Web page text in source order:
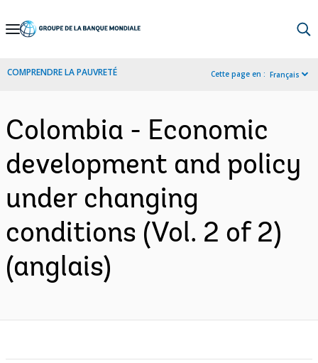
Skip
Navigation
COMPRENDRE LA PAUVRETÉ Cette page en : Français
Colombia - Economic
development and policy
under changing
conditions (Vol. 2 of 2)
(anglais)